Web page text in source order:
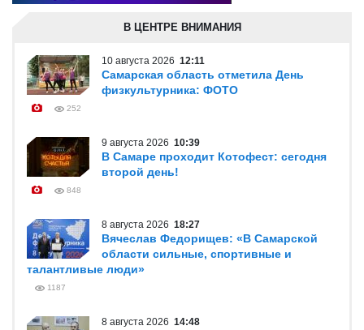
В ЦЕНТРЕ ВНИМАНИЯ
10 августа 2026 12:11
Самарская область отметила День
физкультурника: ФОТО
252
9 августа 2026 10:39
В Самаре проходит Котофест: сегодня
второй день!
848
8 августа 2026 18:27
Вячеслав Федорищев: «В Самарской
области сильные, спортивные и
талантливые люди»
1187
8 августа 2026 14:48